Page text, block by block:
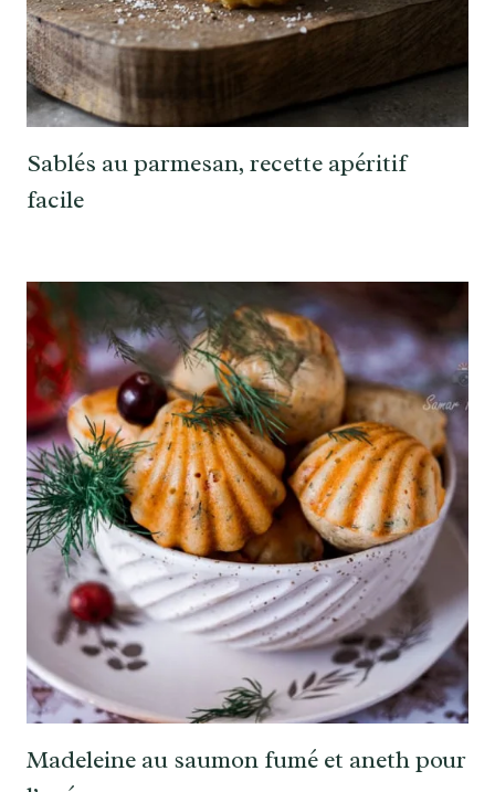
Sablés au parmesan, recette apéritif
facile
Madeleine au saumon fumé et aneth pour